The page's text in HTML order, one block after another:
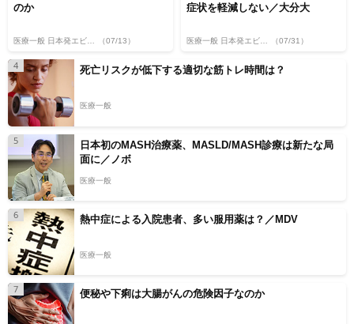
のか
医療一般 日本発エビデンス （07/13）
症状を軽減しない／大分大
医療一般 日本発エビデンス （07/31）
4 死亡リスクが低下する適切な筋トレ時間は？
医療一般
5
日本初のMASH治療薬、MASLD/MASH診療は新たな局
面に／ノボ
医療一般
6 熱中症による入院患者、多い服用薬は？／MDV
医療一般
7 便秘や下痢は大腸がんの危険因子なのか